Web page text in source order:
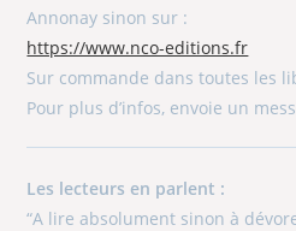
Annonay sinon sur :
https://www.nco-editions.fr
Sur commande dans toutes les
Pour plus d’infos, envoie un
Les lecteurs en parlent :
“A lire absolument sinon à